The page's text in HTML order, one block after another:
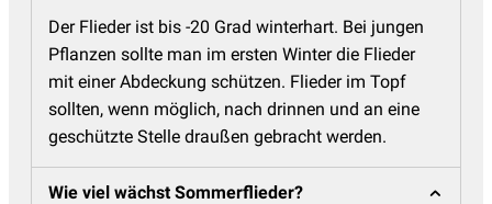
Der Flieder ist bis -20 Grad winterhart. Bei jungen
Pflanzen sollte man im ersten Winter die Flieder
mit einer Abdeckung schützen. Flieder im Topf
sollten, wenn möglich, nach drinnen und an eine
geschützte Stelle draußen gebracht werden.
Wie viel wächst Sommerflieder?